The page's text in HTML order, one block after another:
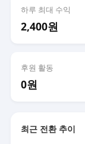
하루 최대 수익
2,400원
후원 활동
0원
최근 전환 추이